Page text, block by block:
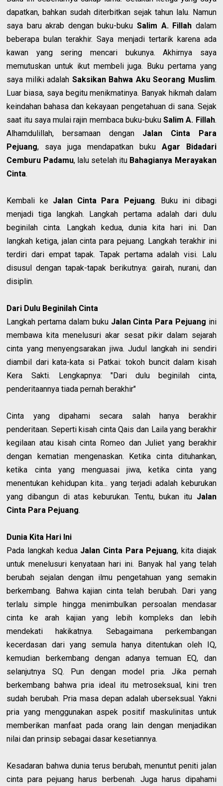
dapatkan, bahkan sudah diterbitkan sejak tahun lalu. Namun
saya baru akrab dengan buku-bukuSalim A. Fillah dalam
beberapa bulan terakhir. Saya menjadi tertarik karena ada
kawan yang sering mencari bukunya. Akhirnya saya
memutuskan untuk ikut membeli juga. Buku pertama yang
saya miliki adalah Saksikan Bahwa Aku Seorang Muslim.
Luar biasa, saya begitu menikmatinya. Banyak hikmah dalam
keindahan bahasa dan kekayaan pengetahuan di sana. Sejak
saat itu saya mulai rajin membaca buku-bukuSalim A. Fillah.
Alhamdulillah, bersamaan dengan Jalan Cinta Para
Pejuang, saya juga mendapatkan buku Agar Bidadari
Cemburu Padamu, lalu setelah itu Bahagianya Merayakan
Cinta.
Kembali ke Jalan Cinta Para Pejuang. Buku ini dibagi
menjadi tiga langkah. Langkah pertama adalah dari dulu
beginilah cinta. Langkah kedua, dunia kita hari ini. Dan
langkah ketiga, jalan cinta para pejuang. Langkah terakhir ini
terdiri dari empat tapak. Tapak pertama adalah visi. Lalu
disusul dengan tapak-tapak berikutnya: gairah, nurani, dan
disiplin.
Dari Dulu Beginilah Cinta
Langkah pertama dalam buku Jalan Cinta Para Pejuang ini
membawa kita menelusuri akar sesat pikir dalam sejarah
cinta yang menyengsarakan jiwa. Judul langkah ini sendiri
diambil dari kata-kata si Patkai: tokoh buncit dalam kisah
Kera Sakti. Lengkapnya: "Dari dulu beginilah cinta,
penderitaannya tiada pernah berakhir"
Cinta yang dipahami secara salah hanya berakhir
penderitaan. Seperti kisah cinta Qais dan Laila yang berakhir
kegilaan atau kisah cinta Romeo dan Juliet yang berakhir
dengan kematian mengenaskan. Ketika cinta dituhankan,
ketika cinta yang menguasai jiwa, ketika cinta yang
menentukan kehidupan kita... yang terjadi adalah keburukan
yang dibangun di atas keburukan. Tentu, bukan itu Jalan
Cinta Para Pejuang.
Dunia Kita Hari Ini
Pada langkah kedua Jalan Cinta Para Pejuang, kita diajak
untuk menelusuri kenyataan hari ini. Banyak hal yang telah
berubah sejalan dengan ilmu pengetahuan yang semakin
berkembang. Bahwa kajian cinta telah berubah. Dari yang
terlalu simple hingga menimbulkan persoalan mendasar
cinta ke arah kajian yang lebih kompleks dan lebih
mendekati hakikatnya. Sebagaimana perkembangan
kecerdasan dari yang semula hanya ditentukan oleh IQ,
kemudian berkembang dengan adanya temuan EQ, dan
selanjutnya SQ. Pun dengan model pria. Jika pernah
berkembang bahwa pria ideal itu metroseksual, kini tren
sudah berubah. Pria masa depan adalah uberseksual. Yakni
pria yang menggunakan aspek positif maskulinitas untuk
memberikan manfaat pada orang lain dengan menjadikan
nilai dan prinsip sebagai dasar kesetiannya.
Kesadaran bahwa dunia terus berubah, menuntut peniti jalan
cinta para pejuang harus berbenah. Juga harus dipahami